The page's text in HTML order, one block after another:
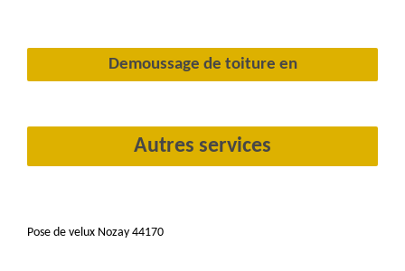
Demoussage de toiture en
Autres services
Pose de velux Nozay 44170